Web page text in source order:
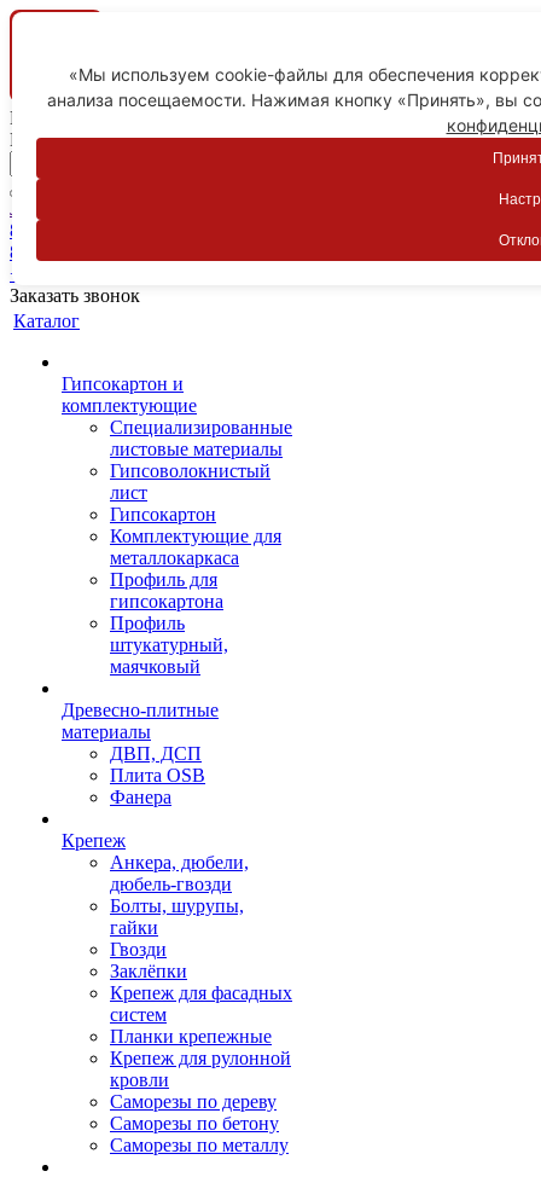
Ваш город
Пятигорск
Личный кабинет
8-800-775-59-89
8-800-775-59-89
+7 918 754-83-77
Заказать звонок
Каталог
Гипсокартон и
комплектующие
Специализированные
листовые материалы
Гипсоволокнистый
лист
Гипсокартон
Комплектующие для
металлокаркаса
Профиль для
гипсокартона
Профиль
штукатурный,
маячковый
Древесно-плитные
материалы
ДВП, ДСП
Плита OSB
Фанера
Крепеж
Анкера, дюбели,
дюбель-гвозди
Болты, шурупы,
гайки
Гвозди
Заклёпки
Крепеж для фасадных
систем
Планки крепежные
Крепеж для рулонной
кровли
Саморезы по дереву
Саморезы по бетону
Саморезы по металлу
«Мы используем cookie-файлы для обеспечения
анализа посещаемости. Нажимая кнопку «Принять», вы